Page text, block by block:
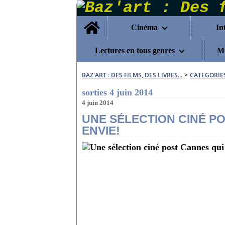
Home
Cinéma
Lectures en tous genres
BAZ'ART : DES FILMS, DES LIVRES... >
sorties 4 juin 2014
4 juin 2014
UNE SÉLECTION CINÉ
ENVIE!